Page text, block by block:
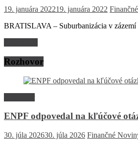
19. januára 202219. januára 2022
BRATISLAVA – Suburbanizácia v
Rozhovor
ENPF odpovedal na kľúčové
30. júla 202630. júla 2026 Finančné